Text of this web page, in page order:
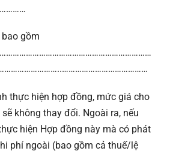
gồm
thực hiện hợp đồng, mức giá cho
không thay đổi. Ngoài ra, nếu
hiện Hợp đồng này mà có phát
phí ngoài (bao gồm cả thuế/lệ